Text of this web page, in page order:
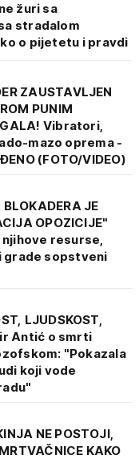
žuri sa
stradalom
o pijetetu i pravdi
ZAUSTAVLJEN
PUNIM
Vibratori,
mazo oprema -
(FOTO/VIDEO)
JE
OPOZICIJE"
resurse,
grade sopstveni
LJUDSKOST,
Antić o smrti
"Pokazala
koji vode
NE POSTOJI,
KAKO